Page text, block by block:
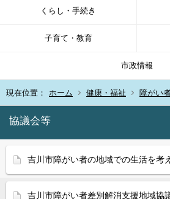
くらし・手続き
子育て・教育
市政情報
現在位置： ホーム 健康・福祉 障がい
協議会等
吉川市障がい者の地域での生活を考
吉川市障がい者差別解消支援地域協